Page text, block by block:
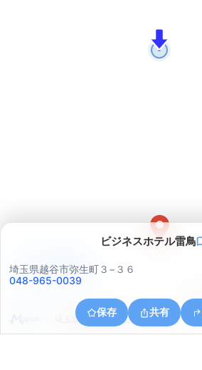
ビジネスホテル雷鳥
埼玉県越谷市弥生町３−３６
048-965-0039
保存 共有
埼玉県越谷市越ヶ谷３丁目３
アプリで見る